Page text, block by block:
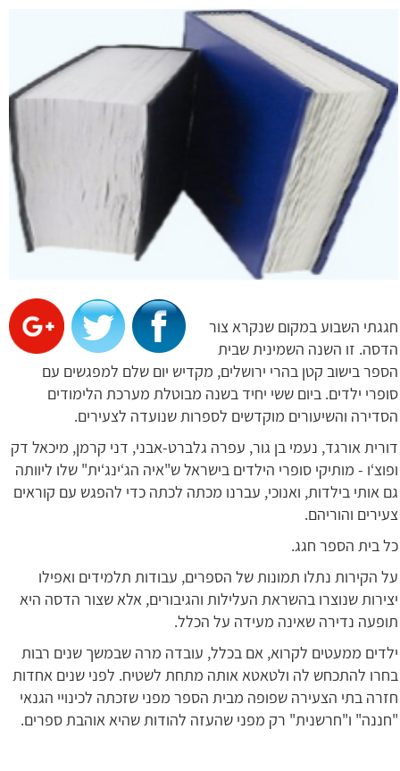
חגגתי השבוע במקום שנקרא צור
הדסה. זו השנה השמינית שבית
הספר בישוב קטן בהרי ירושלים, מקדיש יום שלם למפגשים עם
סופרי ילדים. ביום ששי יחיד בשנה מבוטלת מערכת הלימודים
הסדירה והשיעורים מוקדשים לספרות שנועדה לצעירים.
דורית אורגד, נעמי בן גור, עפרה גלברט-אבני, דני קרמן, מיכאל דק
ופוצ‘ו - מותיקי סופרי הילדים בישראל ש"איה הג‘ינג‘ית" שלו ליוותה
גם אותי בילדות, ואנוכי, עברנו מכתה לכתה כדי להפגש עם קוראים
צעירים והוריהם.
כל בית הספר חגג.
על הקירות נתלו תמונות של הספרים, עבודות תלמידים ואפילו
יצירות שנוצרו בהשראת העלילות והגיבורים, אלא שצור הדסה היא
תופעה נדירה שאינה מעידה על הכלל.
ילדים ממעטים לקרוא, אם בכלל, עובדה מרה שבמשך שנים רבות
בחרו להתכחש לה ולטאטא אותה מתחת לשטיח. לפני שנים אחדות
חזרה בתי הצעירה שפופה מבית הספר מפני שזכתה לכינויי הגנאי
"חננה" ו"חרשנית" רק מפני שהעזה להודות שהיא אוהבת ספרים.